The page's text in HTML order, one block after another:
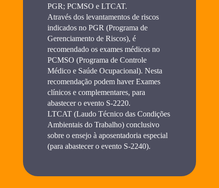
PGR; PCMSO e LTCAT.
Através dos levantamentos de riscos
indicados no PGR (Programa de
Gerenciamento de Riscos), é
recomendado os exames médicos no
PCMSO (Programa de Controle
Médico e Saúde Ocupacional). Nesta
recomendação podem haver Exames
clínicos e complementares, para
abastecer o evento S-2220.
LTCAT (Laudo Técnico das Condições
Ambientais do Trabalho) conclusivo
sobre o ensejo à aposentadoria especial
(para abastecer o evento S-2240).